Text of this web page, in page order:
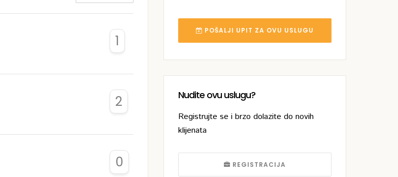
POŠALJI UPIT ZA OVU USLUGU
Nudite ovu uslugu?
Registrujte se i brzo dolazite do novih
klijenata
REGISTRACIJA
1
2
0